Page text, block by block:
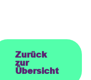
Zurück
zur
Übersicht